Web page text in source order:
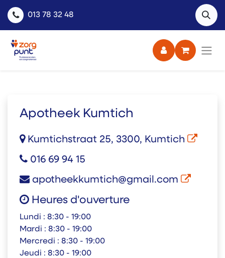
013 78 32 48
Apotheek Kumtich
Kumtichstraat 25, 3300, Kumtich
016 69 94 15
apotheekkumtich@gmail.com
Heures d'ouverture
Lundi : 8:30 - 19:00
Mardi : 8:30 - 19:00
Mercredi : 8:30 - 19:00
Jeudi : 8:30 - 19:00